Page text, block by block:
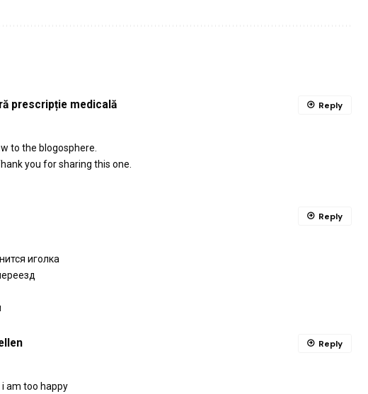
prescripție medicală
to the blogosphere.
you for sharing this one.
Reply
иголка
Reply
am too happy
Reply